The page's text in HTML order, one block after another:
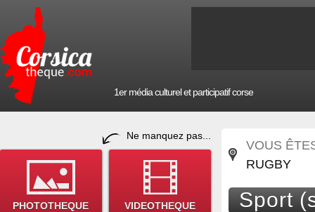
1er média culturel et participatif corse
Ne manquez pas...
PHOTOTHEQUE VIDEOTHEQUE
VOUS
RUGBY
Sport